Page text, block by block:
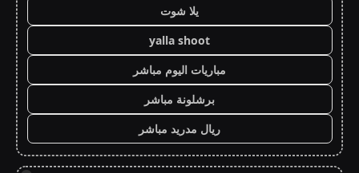
يلا شوت
yalla shoot
مباريات اليوم مباشر
برشلونة مباشر
ريال مدريد مباشر